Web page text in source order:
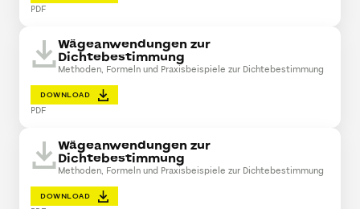
PDF
Wägeanwendungen zur
Dichtebestimmung
Methoden, Formeln und Praxisbeispiele zur Dichtebestimmung
DOWNLOAD
PDF
Wägeanwendungen zur
Dichtebestimmung
Methoden, Formeln und Praxisbeispiele zur Dichtebestimmung
DOWNLOAD